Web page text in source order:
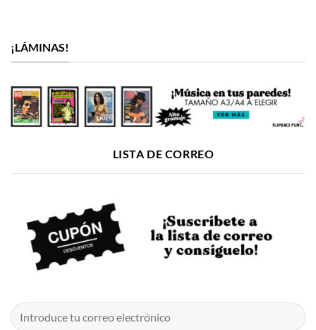
¡LÁMINAS!
LISTA DE CORREO